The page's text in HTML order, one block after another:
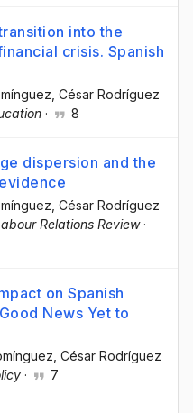
into the
crisis. Spanish
, César Rodríguez
· 8
dispersion and the
, César Rodríguez
Relations Review·
on Spanish
News Yet to
, César Rodríguez
· 7